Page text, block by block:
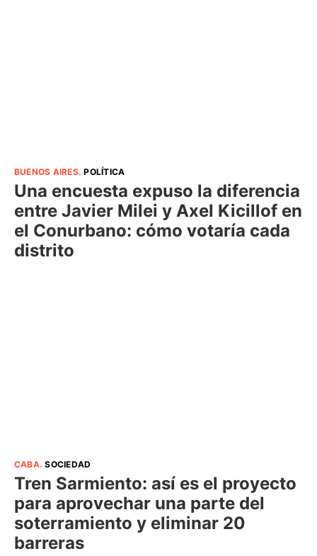
BUENOS AIRES.POLÍTICA
Una encuesta expuso la diferencia
entre Javier Milei y Axel Kicillof en
el Conurbano: cómo votaría cada
distrito
CABA.SOCIEDAD
Tren Sarmiento: así es el proyecto
para aprovechar una parte del
soterramiento y eliminar 20
barreras